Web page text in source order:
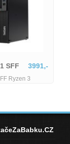
1 SFF
1 SFF Ryzen 3